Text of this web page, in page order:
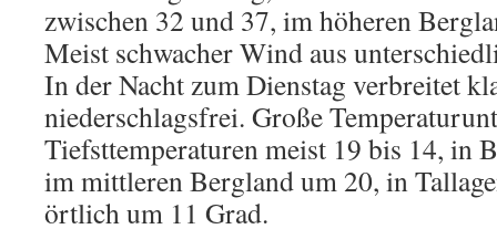
zwischen 32 und 37, im höheren
Meist schwacher Wind aus
In der Nacht zum Dienstag verbreitet
niederschlagsfrei. Große
Tiefsttemperaturen meist 19 bis 14, in
im mittleren Bergland um 20, in
örtlich um 11 Grad.